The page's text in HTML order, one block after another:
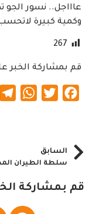
عاااجل.. نسور الجو
وكمية كبيرة
267
قم بمشاركة الخبر
Facebook
Twitter
السابق
قم بمشاركة